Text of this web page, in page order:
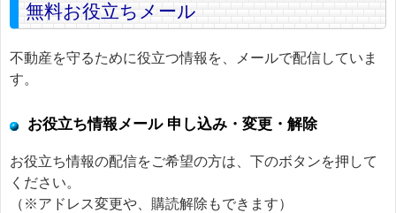
無料お役立ちメール
不動産を守るために役立つ情報を、メールで配信していま
す。
お役立ち情報メール 申し込み・変更・解除
お役立ち情報の配信をご希望の方は、下のボタンを押して
ください。
（※アドレス変更や、購読解除もできます）